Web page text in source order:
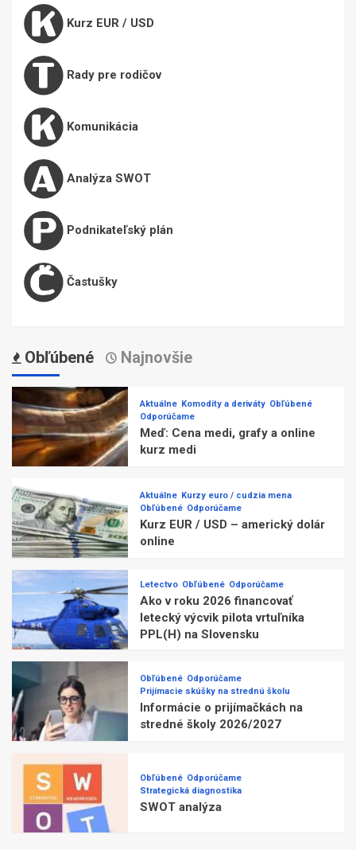
Kurz EUR / USD
Rady pre rodičov
Komunikácia
Analýza SWOT
Podnikateľský plán
Častušky
Obľúbené Najnovšie
Aktuálne Komodity a deriváty Obľúbené
Odporúčame
Meď: Cena medi, grafy a online
kurz medi
Aktuálne Kurzy euro / cudzia mena
Obľúbené Odporúčame
Kurz EUR / USD – americký dolár
online
Letectvo Obľúbené Odporúčame
Ako v roku 2026 financovať
letecký výcvik pilota vrtuľníka
PPL(H) na Slovensku
Obľúbené Odporúčame
Prijímacie skúšky na strednú školu
Informácie o prijímačkách na
stredné školy 2026/2027
Obľúbené Odporúčame
Strategická diagnostika
SWOT analýza